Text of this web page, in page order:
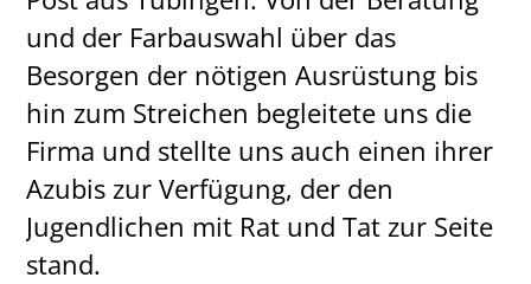
und der Farbauswahl über das
Besorgen der nötigen Ausrüstung bis
hin zum Streichen begleitete uns die
Firma und stellte uns auch einen ihrer
Azubis zur Verfügung, der den
Jugendlichen mit Rat und Tat zur Seite
stand.